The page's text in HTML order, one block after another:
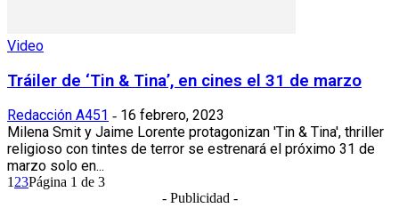
Video
Tráiler de ‘Tin & Tina’, en cines el 31 de marzo
Redacción A451 - 16 febrero, 2023
Milena Smit y Jaime Lorente protagonizan 'Tin & Tina', thriller
religioso con tintes de terror se estrenará el próximo 31 de
marzo solo en...
1 23Página 1 de 3
- Publicidad -